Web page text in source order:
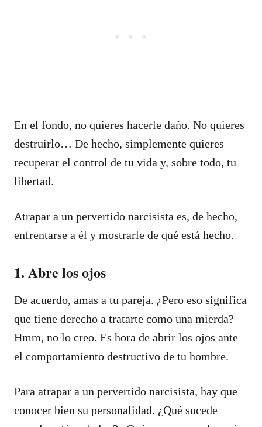
En el fondo, no quieres hacerle daño. No quieres
destruirlo… De hecho, simplemente quieres
recuperar el control de tu vida y, sobre todo, tu
libertad.
Atrapar a un pervertido narcisista es, de hecho,
enfrentarse a él y mostrarle de qué está hecho.
1. Abre los ojos
De acuerdo, amas a tu pareja. ¿Pero eso significa
que tiene derecho a tratarte como una mierda?
Hmm, no lo creo. Es hora de abrir los ojos ante
el comportamiento destructivo de tu hombre.
Para atrapar a un pervertido narcisista, hay que
conocer bien su personalidad. ¿Qué sucede